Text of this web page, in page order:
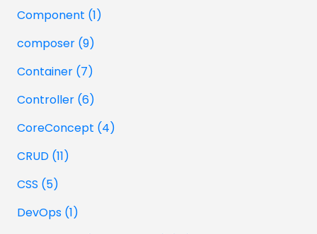
Component (1)
composer (9)
Container (7)
Controller (6)
CoreConcept (4)
CRUD (11)
CSS (5)
DevOps (1)